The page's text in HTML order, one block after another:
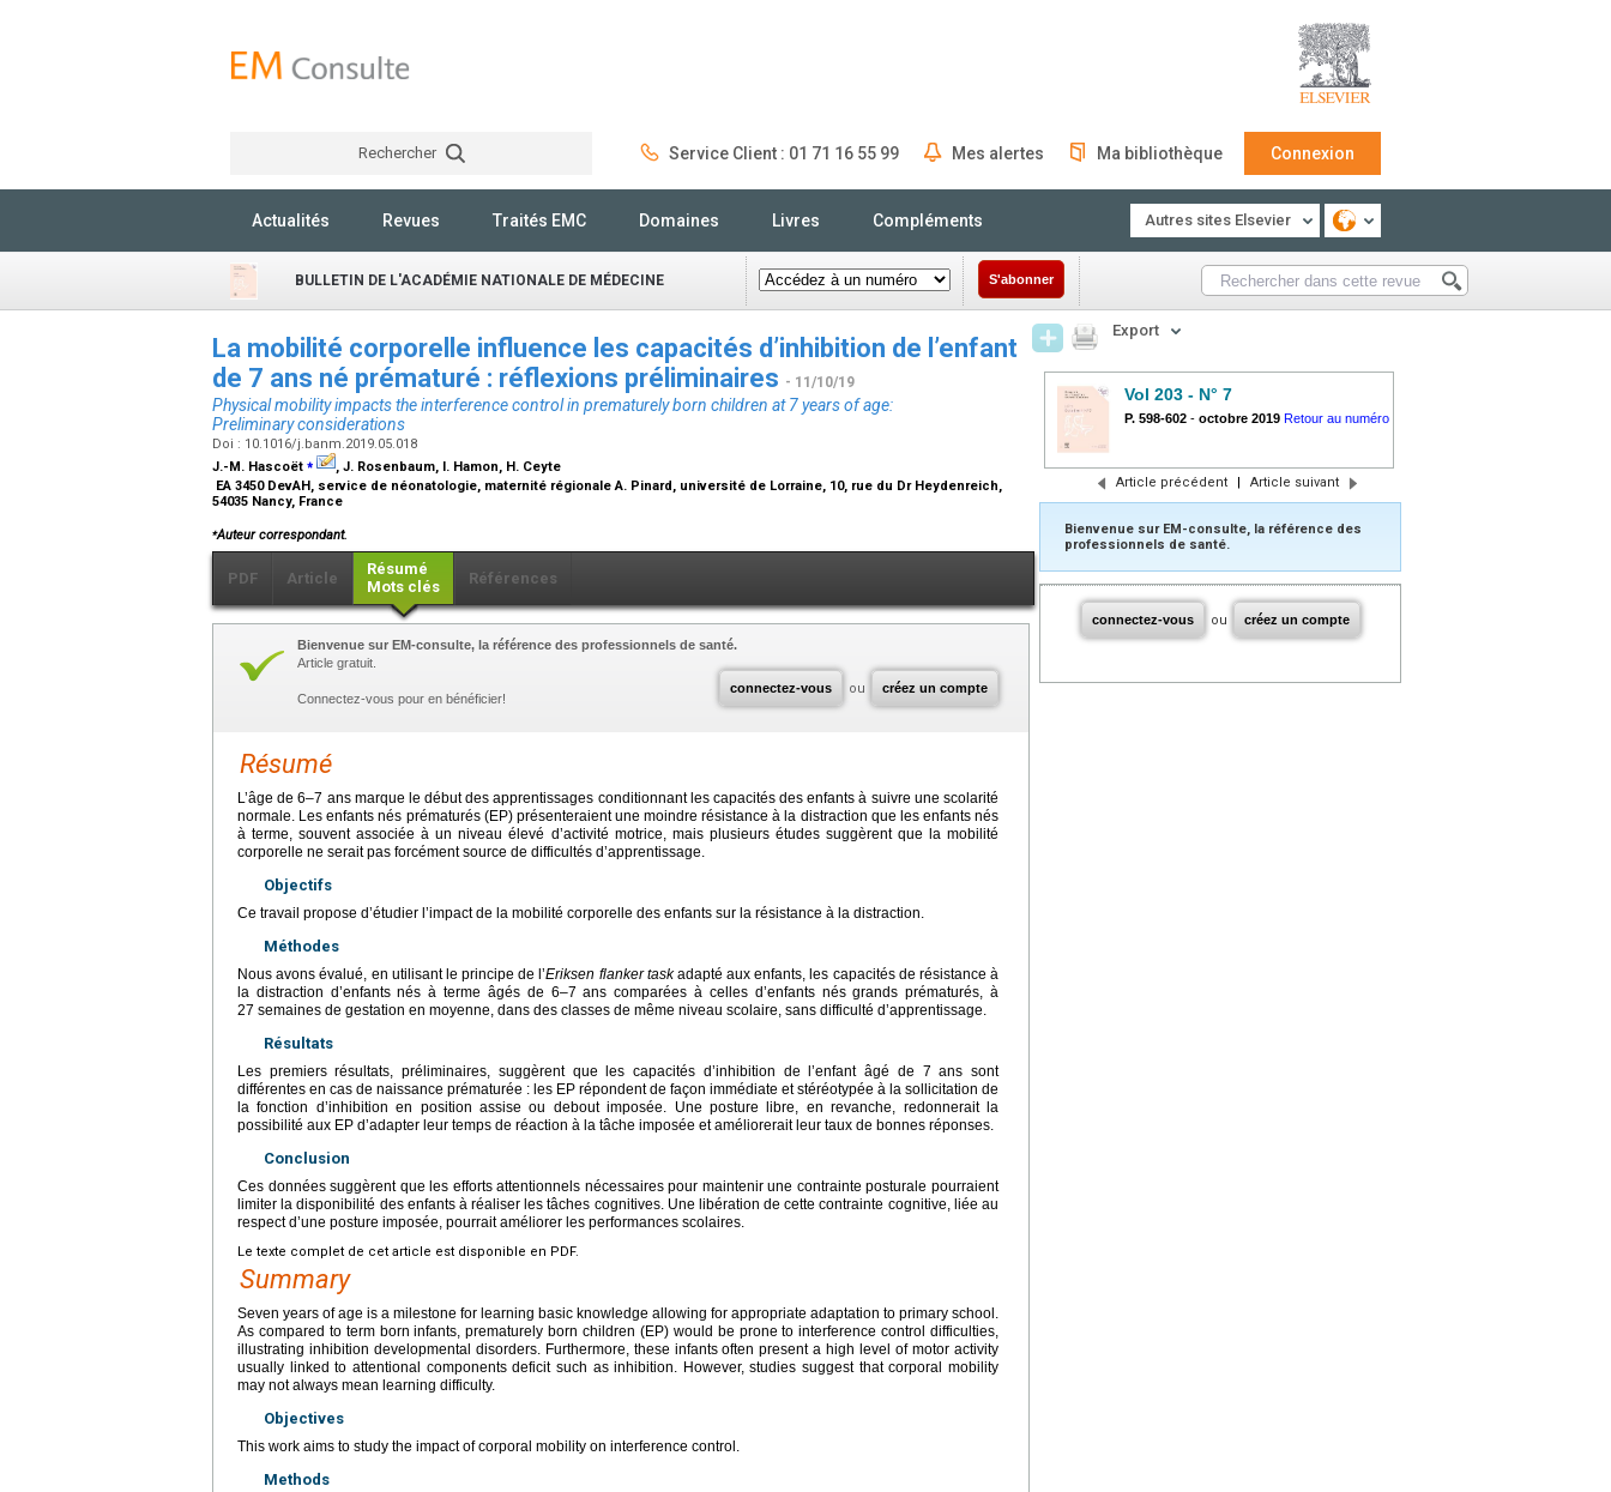
Rechercher Service Client : 01 71 16 55 99 Mes alertes Ma bibliothèque Connexion
Actualités Revues Traités EMC Domaines Livres Compléments Autres sites Elsevier
BULLETIN DE L'ACADÉMIE NATIONALE DE MÉDECINE S'abonner
La mobilité corporelle influence les capacités d’inhibition de l’enfant
de 7 ans né prématuré : réflexions préliminaires - 11/10/19
Physical mobility impacts the interference control in prematurely born children at 7 years of age:
Preliminary considerations
Doi : 10.1016/j.banm.2019.05.018
J.-M. Hascoët ⁎
, J. Rosenbaum, I. Hamon, H. Ceyte
EA 3450 DevAH, service de néonatologie, maternité régionale A. Pinard, université de Lorraine, 10, rue du Dr Heydenreich,
54035 Nancy, France
⁎Auteur correspondant.
PDF Article
Résumé
Mots clés
Références
connectez-vous ou créez un compte
Bienvenue sur EM-consulte, la référence des professionnels de santé.
Article gratuit.
Connectez-vous pour en bénéficier!
Résumé
L’âge de 6–7 ans marque le début des apprentissages conditionnant les capacités des enfants à suivre une scolarité
normale. Les enfants nés prématurés (EP) présenteraient une moindre résistance à la distraction que les enfants nés
à terme, souvent associée à un niveau élevé d’activité motrice, mais plusieurs études suggèrent que la mobilité
corporelle ne serait pas forcément source de difficultés d’apprentissage.
Objectifs
Ce travail propose d’étudier l’impact de la mobilité corporelle des enfants sur la résistance à la distraction.
Méthodes
Nous avons évalué, en utilisant le principe de l’Eriksen flanker taskadapté aux enfants, les capacités de résistance à
la distraction d’enfants nés à terme âgés de 6–7 ans comparées à celles d’enfants nés grands prématurés, à
27 semaines de gestation en moyenne, dans des classes de même niveau scolaire, sans difficulté d’apprentissage.
Résultats
Les premiers résultats, préliminaires, suggèrent que les capacités d’inhibition de l’enfant âgé de 7 ans sont
différentes en cas de naissance prématurée : les EP répondent de façon immédiate et stéréotypée à la sollicitation de
la fonction d’inhibition en position assise ou debout imposée. Une posture libre, en revanche, redonnerait la
possibilité aux EP d’adapter leur temps de réaction à la tâche imposée et améliorerait leur taux de bonnes réponses.
Conclusion
Ces données suggèrent que les efforts attentionnels nécessaires pour maintenir une contrainte posturale pourraient
limiter la disponibilité des enfants à réaliser les tâches cognitives. Une libération de cette contrainte cognitive, liée au
respect d’une posture imposée, pourrait améliorer les performances scolaires.
Le texte complet de cet article est disponible en PDF.
Summary
Seven years of age is a milestone for learning basic knowledge allowing for appropriate adaptation to primary school.
As compared to term born infants, prematurely born children (EP) would be prone to interference control difficulties,
illustrating inhibition developmental disorders. Furthermore, these infants often present a high level of motor activity
usually linked to attentional components deficit such as inhibition. However, studies suggest that corporal mobility
may not always mean learning difficulty.
Objectives
This work aims to study the impact of corporal mobility on interference control.
Methods
Export
Vol 203 - N° 7
P. 598-602 - octobre 2019 Retour au numéro
Article précédent | Article suivant
Bienvenue sur EM-consulte, la référence des
professionnels de santé.
connectez-vous ou créez un compte